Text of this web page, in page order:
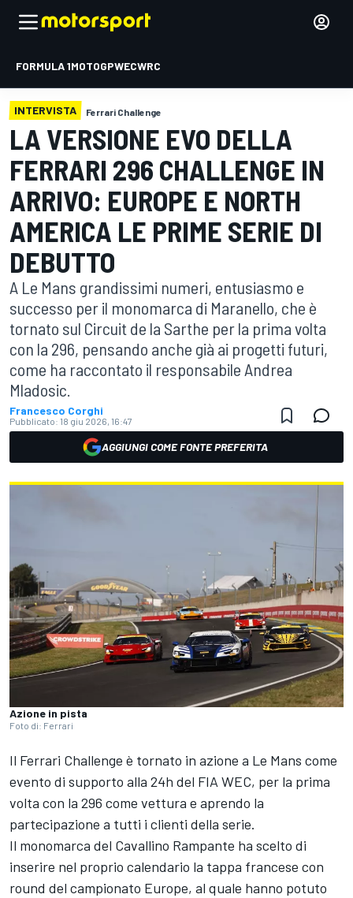
FORMULA 1MOTOGPWECWRC
INTERVISTA Ferrari Challenge
LA VERSIONE EVO DELLA
FERRARI 296 CHALLENGE IN
ARRIVO: EUROPE E NORTH
AMERICA LE PRIME SERIE DI
DEBUTTO
A Le Mans grandissimi numeri, entusiasmo e
successo per il monomarca di Maranello, che è
tornato sul Circuit de la Sarthe per la prima volta
con la 296, pensando anche già ai progetti futuri,
come ha raccontato il responsabile Andrea
Mladosic.
Francesco Corghi
Pubblicato: 18 giu 2026, 16:47
AGGIUNGI COME FONTE PREFERITA
Azione in pista
Foto di: Ferrari
Il Ferrari Challenge è tornato in azione a Le Mans come
evento di supporto alla 24h del FIA WEC, per la prima
volta con la 296 come vettura e aprendo la
partecipazione a tutti i clienti della serie.
Il monomarca del Cavallino Rampante ha scelto di
inserire nel proprio calendario la tappa francese con
round del campionato Europe, al quale hanno potuto